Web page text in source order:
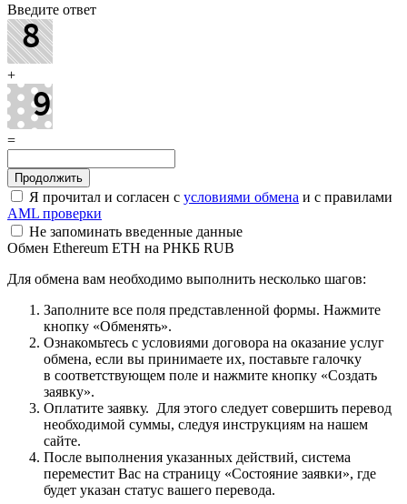
Введите ответ
+
=
Я прочитал и согласен с условиями обмена и с правилами
AML проверки
Не запоминать введенные данные
Обмен Ethereum ETH на РНКБ RUB
Для обмена вам необходимо выполнить несколько шагов:
Заполните все поля представленной формы. Нажмите
кнопку «Обменять».
Ознакомьтесь с условиями договора на оказание услуг
обмена, если вы принимаете их, поставьте галочку
в соответствующем поле и нажмите кнопку «Создать
заявку».
Оплатите заявку. Для этого следует совершить перевод
необходимой суммы, следуя инструкциям на нашем
сайте.
После выполнения указанных действий, система
переместит Вас на страницу «Состояние заявки», где
будет указан статус вашего перевода.